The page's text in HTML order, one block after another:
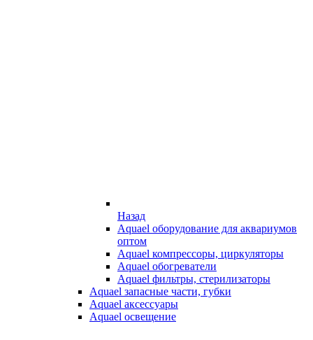
Назад
Aquael оборудование для аквариумов
оптом
Aquael компрессоры, циркуляторы
Aquael обогреватели
Aquael фильтры, стерилизаторы
Aquael запасные части, губки
Aquael аксессуары
Aquael освещение